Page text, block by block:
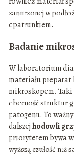
zanurzonej w
opatrunkiem.
Badanie
W laboratorium
materiału preparat
mikroskopem. Taki
obecność struktur
patogenu. To
dalszejhodowli
priorytetem bywa
wyższą czułość niż